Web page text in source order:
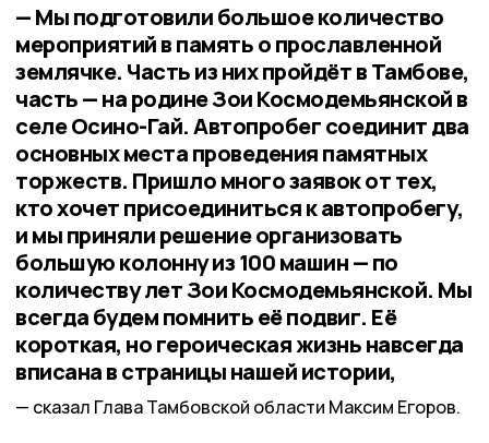
— Мы подготовили большое количество
мероприятий в память о прославленной
землячке. Часть из них пройдёт в Тамбове,
часть — на родине Зои Космодемьянской в
селе Осино-Гай. Автопробег соединит два
основных места проведения памятных
торжеств. Пришло много заявок от тех,
кто хочет присоединиться к автопробегу,
и мы приняли решение организовать
большую колонну из 100 машин — по
количеству лет Зои Космодемьянской. Мы
всегда будем помнить её подвиг. Её
короткая, но героическая жизнь навсегда
вписана в страницы нашей истории,
сказал Глава Тамбовской области Максим Егоров.